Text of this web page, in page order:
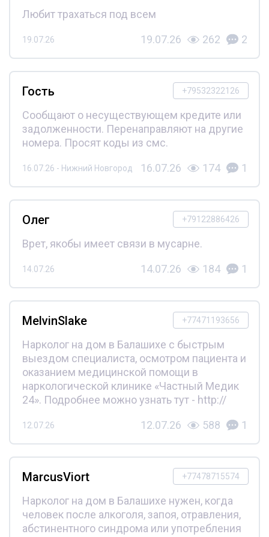
Любит трахаться под всем
19.07.26 19.07.26 262 2
+79532322126
Гость
Сообщают о несуществующем кредите или
задолженности. Перенаправляют на другие
номера. Просят коды из смс.
16.07.26 - Нижний Новгород 16.07.26 174 1
+79122886426
Олег
Врет, якобы имеет связи в мусарне.
14.07.26 14.07.26 184 1
+77471193656
MelvinSlake
Нарколог на дом в Балашихе с быстрым
выездом специалиста, осмотром пациента и
оказанием медицинской помощи в
наркологической клинике «Частный Медик
24». Подробнее можно узнать тут - http://
12.07.26 12.07.26 588 1
+77478715574
MarcusViort
Нарколог на дом в Балашихе нужен, когда
человек после алкоголя, запоя, отравления,
абстинентного синдрома или употребления